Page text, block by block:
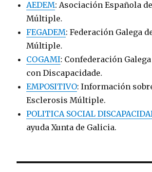
AEDEM: Asociación Española
Múltiple.
FEGADEM: Federación Galega
Múltiple.
COGAMI: Confederación
con Discapacidade.
EMPOSITIVO: Información
Esclerosis Múltiple.
POLITICA SOCIAL
ayuda Xunta de Galicia.